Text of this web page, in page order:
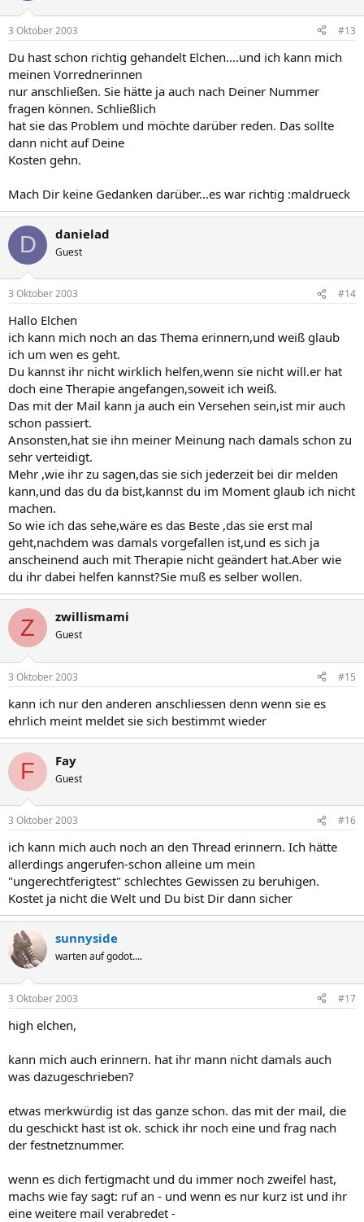
3 Oktober 2003 #13
Du hast schon richtig gehandelt Elchen....und ich kann mich
meinen Vorrednerinnen
nur anschließen. Sie hätte ja auch nach Deiner Nummer
fragen können. Schließlich
hat sie das Problem und möchte darüber reden. Das sollte
dann nicht auf Deine
Kosten gehn.
Mach Dir keine Gedanken darüber...es war richtig :maldrueck
D danielad
Guest
3 Oktober 2003 #14
Hallo Elchen
ich kann mich noch an das Thema erinnern,und weiß glaub
ich um wen es geht.
Du kannst ihr nicht wirklich helfen,wenn sie nicht will.er hat
doch eine Therapie angefangen,soweit ich weiß.
Das mit der Mail kann ja auch ein Versehen sein,ist mir auch
schon passiert.
Ansonsten,hat sie ihn meiner Meinung nach damals schon zu
sehr verteidigt.
Mehr ,wie ihr zu sagen,das sie sich jederzeit bei dir melden
kann,und das du da bist,kannst du im Moment glaub ich nicht
machen.
So wie ich das sehe,wäre es das Beste ,das sie erst mal
geht,nachdem was damals vorgefallen ist,und es sich ja
anscheinend auch mit Therapie nicht geändert hat.Aber wie
du ihr dabei helfen kannst?Sie muß es selber wollen.
Z zwillismami
Guest
3 Oktober 2003 #15
kann ich nur den anderen anschliessen denn wenn sie es
ehrlich meint meldet sie sich bestimmt wieder
F Fay
Guest
3 Oktober 2003 #16
ich kann mich auch noch an den Thread erinnern. Ich hätte
allerdings angerufen-schon alleine um mein
"ungerechtferigtest" schlechtes Gewissen zu beruhigen.
Kostet ja nicht die Welt und Du bist Dir dann sicher
sunnyside
warten auf godot....
3 Oktober 2003 #17
high elchen,
kann mich auch erinnern. hat ihr mann nicht damals auch
was dazugeschrieben?
etwas merkwürdig ist das ganze schon. das mit der mail, die
du geschickt hast ist ok. schick ihr noch eine und frag nach
der festnetznummer.
wenn es dich fertigmacht und du immer noch zweifel hast,
machs wie fay sagt: ruf an - und wenn es nur kurz ist und ihr
eine weitere mail verabredet -